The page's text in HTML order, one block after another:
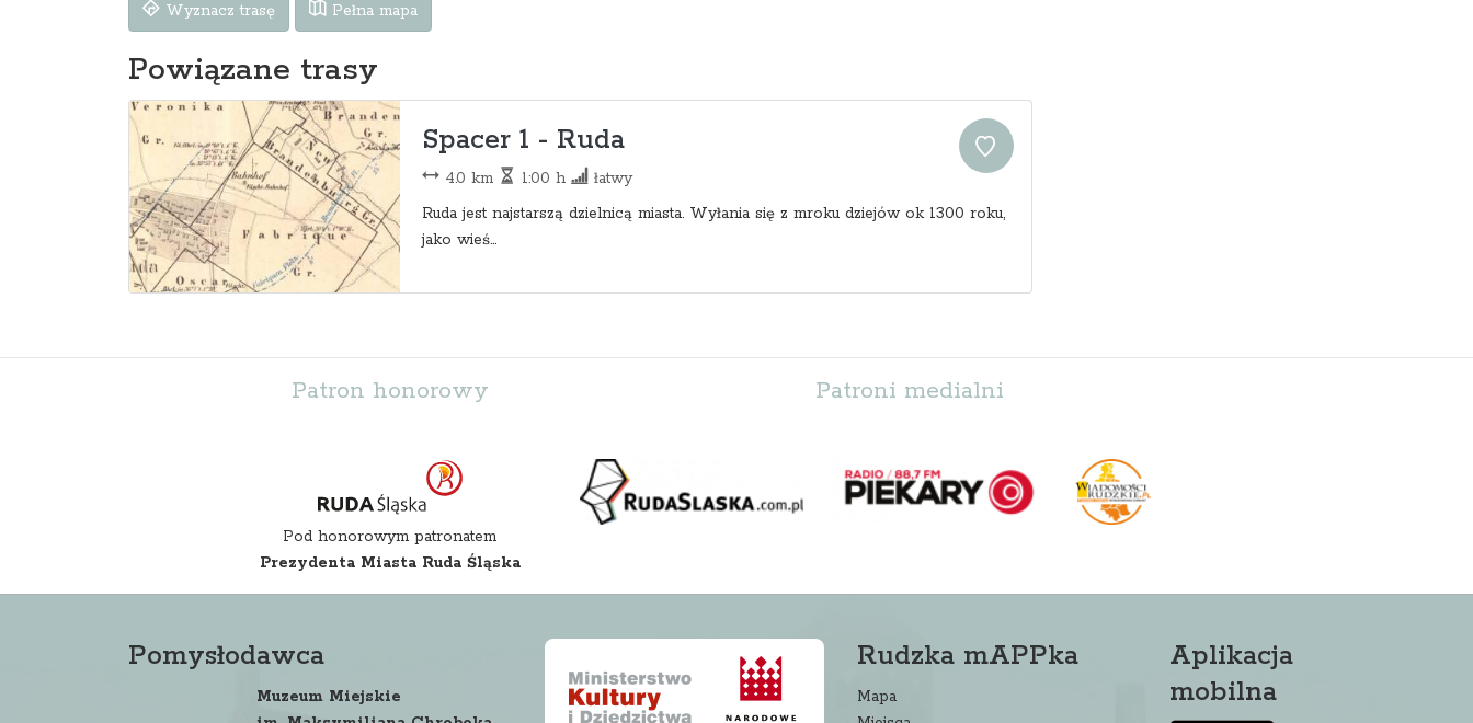
Wyznacz trasę Pełna mapa
Powiązane trasy
Spacer 1 - Ruda
4.0 km 1:00 h
łatwy
Ruda jest najstarszą dzielnicą miasta. Wyłania się z mroku dziejów ok 1300 roku,
jako wieś...
Patron honorowy
Pod honorowym patronatem
Prezydenta Miasta Ruda Śląska
Patroni medialni
Pomysłodawca
Muzeum Miejskie
Rudzka mAPPka
Mapa
Aplikacja
mobilna